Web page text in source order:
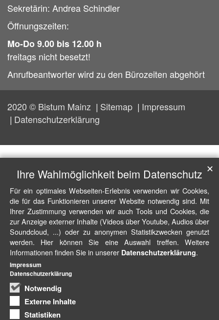
Sekretärin: Andrea Schindler
Öffnungszeiten:
Mo-Do 9.00 bis 12.00 h
freitags nicht besetzt!
Anrufbeantworter wird zu den Bürozeiten abgehört
2020 © Bistum Mainz Sitemap
Impressum
Datenschutzerklärung
Ihre Wahlmöglichkeit beim Datenschutz
Für ein optimales Webseiten-Erlebnis verwenden wir Cookies,
die für das Funktionieren unserer Website notwendig sind. Mit
Ihrer Zustimmung verwenden wir auch Tools und Cookies, die
zur Anzeige externer Inhalte (Videos über Youtube, Audios über
Soundcloud, ...) oder zu anonymen Statistikzwecken genutzt
werden. Hier können Sie eine Auswahl treffen. Weitere
Informationen finden Sie in unserer Datenschutzerklärung.
Notwendig
Externe Inhalte
Statistiken
✕
Impressum
Datenschutzerklärung